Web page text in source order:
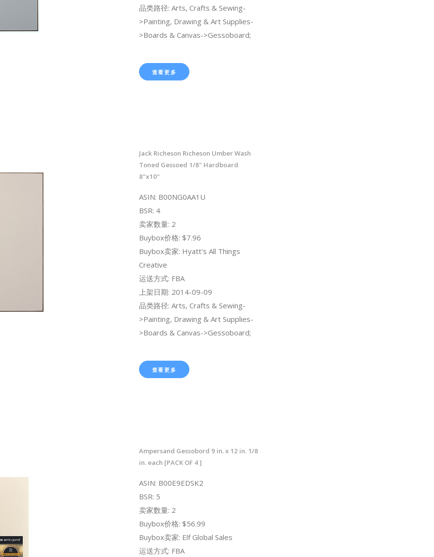
品类路径: Arts, Crafts & Sewing-
>Painting, Drawing & Art Supplies-
>Boards & Canvas->Gessoboard;
查看更多
Jack Richeson Richeson Umber Wash
Toned Gessoed 1/8" Hardboard
8"x10"
ASIN: B00NG0AA1U
BSR: 4
卖家数量: 2
Buybox价格: $7.96
Buybox卖家: Hyatt's All Things
Creative
运送方式: FBA
上架日期: 2014-09-09
品类路径: Arts, Crafts & Sewing-
>Painting, Drawing & Art Supplies-
>Boards & Canvas->Gessoboard;
查看更多
Ampersand Gessobord 9 in. x 12 in. 1/8
in. each [PACK OF 4 ]
ASIN: B00E9EDSK2
BSR: 5
卖家数量: 2
Buybox价格: $56.99
Buybox卖家: Elf Global Sales
运送方式: FBA